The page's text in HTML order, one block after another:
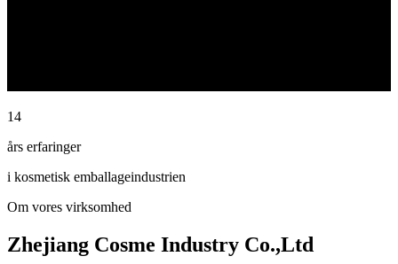
14
års erfaringer
i kosmetisk emballageindustrien
Om vores virksomhed
Zhejiang Cosme Industry Co.,Ltd